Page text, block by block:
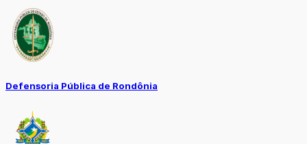
Defensoria Pública de Rondônia